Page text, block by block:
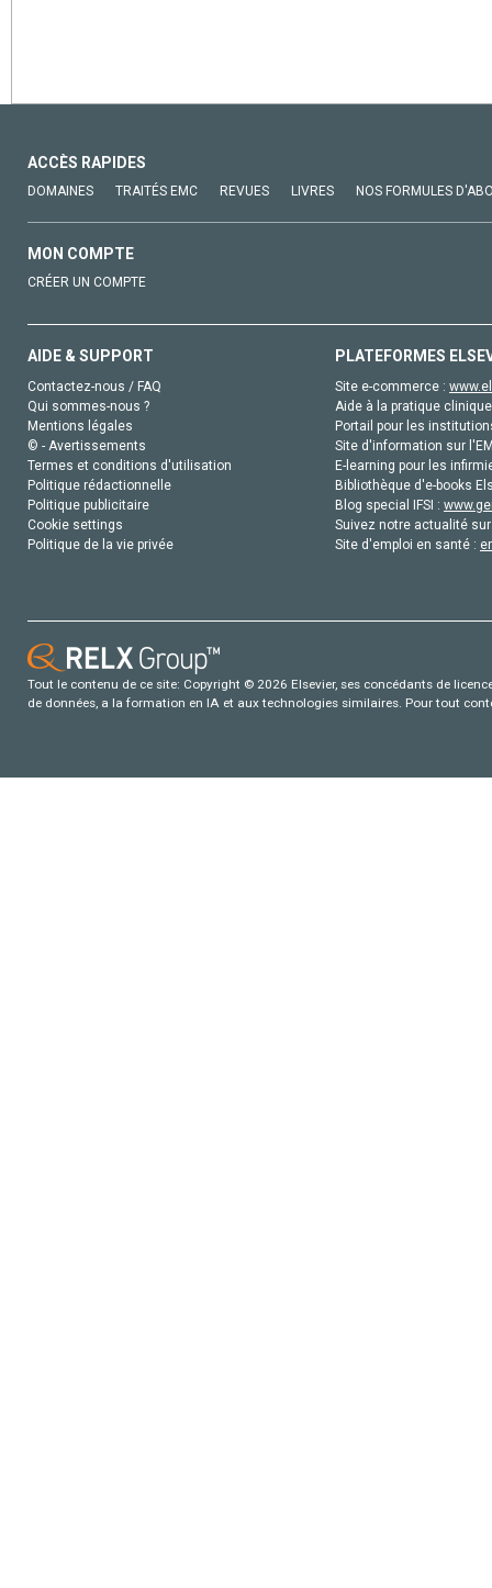
ACCÈS RAPIDES
DOMAINES TRAITÉS EMC REVUES LIVRES NOS FORMULES
MON COMPTE
CRÉER UN COMPTE
AIDE & SUPPORT
Contactez-nous / FAQ
Qui sommes-nous ?
Mentions légales
© - Avertissements
Termes et conditions d'utilisation
Politique rédactionnelle
Politique publicitaire
Cookie settings
Politique de la vie privée
PLATEFORMES
Site e-commerce :
Aide à la pratique
Portail pour les
Site d'information sur
E-learning pour les
Bibliothèque d'e-books
Blog special IFSI :
Suivez notre actualité
Site d'emploi en santé :
Tout le contenu de ce site: Copyright © 2026 Elsevier, ses concédants de
de données, a la formation en IA et aux technologies similaires. Pour tout